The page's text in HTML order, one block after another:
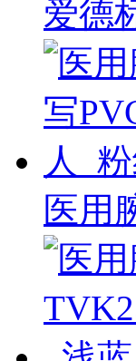
爱德
医用